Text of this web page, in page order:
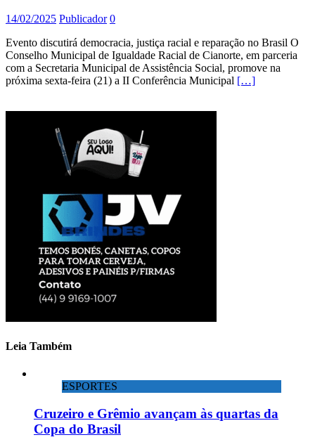
14/02/2025 Publicador 0
Evento discutirá democracia, justiça racial e reparação no Brasil O
Conselho Municipal de Igualdade Racial de Cianorte, em parceria
com a Secretaria Municipal de Assistência Social, promove na
próxima sexta-feira (21) a II Conferência Municipal […]
Leia Também
ESPORTES
Cruzeiro e Grêmio avançam às quartas da
Copa do Brasil